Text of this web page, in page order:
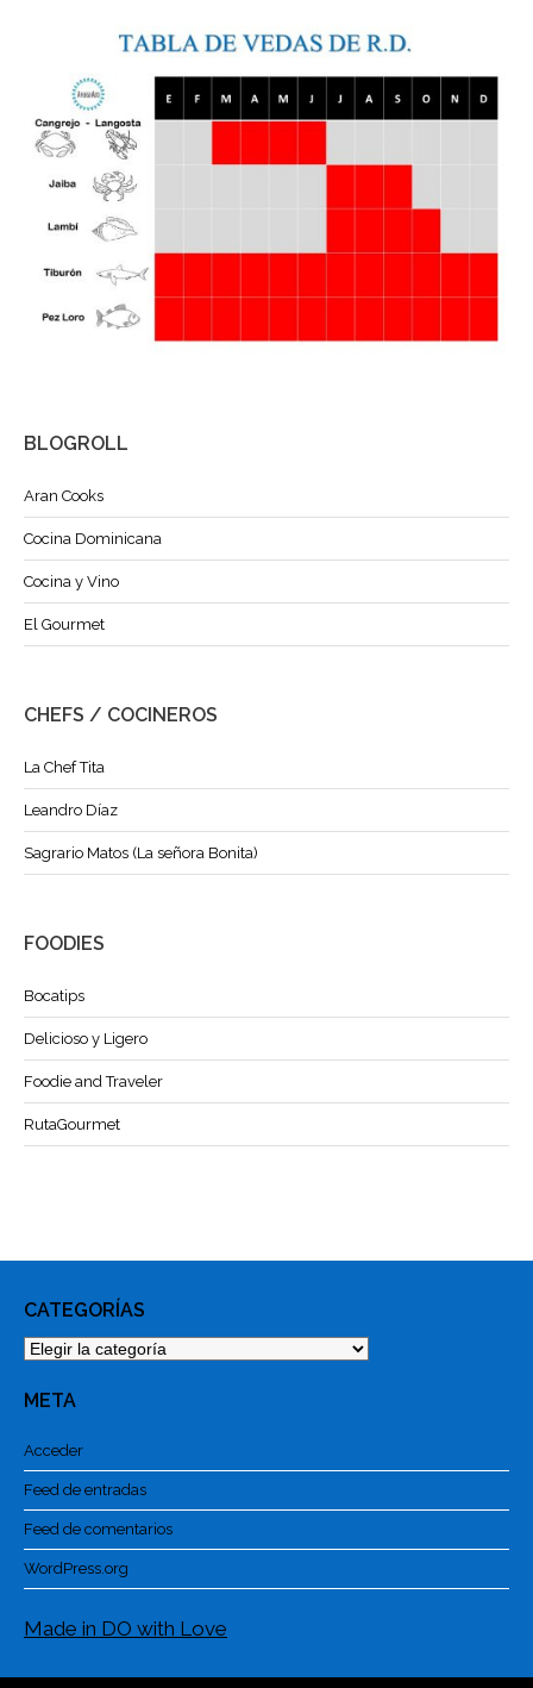
BLOGROLL
Aran Cooks
Cocina Dominicana
Cocina y Vino
El Gourmet
CHEFS / COCINEROS
La Chef Tita
Leandro Díaz
Sagrario Matos (La señora Bonita)
FOODIES
Bocatips
Delicioso y Ligero
Foodie and Traveler
RutaGourmet
CATEGORÍAS
Categorías
META
Acceder
Feed de entradas
Feed de comentarios
WordPress.org
Made in DO with Love